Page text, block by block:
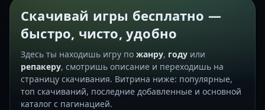
Скачивай игры бесплатно —
быстро, чисто, удобно
Здесь ты находишь игру по жанру, году или
репакеру, смотришь описание и переходишь на
страницу скачивания. Витрина ниже: популярные,
топ скачиваний, последние добавленные и основной
каталог с пагинацией.